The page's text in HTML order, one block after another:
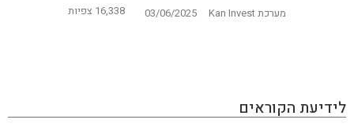
מערכת Kan Invest 03/06/2025 16,338 צפיות
לידיעת הקוראים